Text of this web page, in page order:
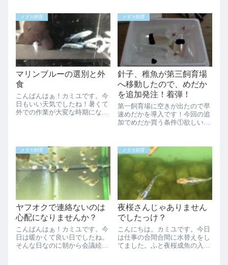
メダカ飼育
マリンブルーの選別と外
食
こんばんはぁ！カミユです。今
日もいい天気でしたね！暑くて
外での作業が大変な時期になっ
卵していきますよ～！針子もピ
コピコ泳ぎ始め...
メダカ飼育
針子、稚魚が第三飼育場
へ移動したので、めだか
を追加発注！着弾！
第一飼育場に空きが出たので早
速めだかを導入です！今回の追
加でめだか買う条件①欲しい品
候補として考えてたのが黒幹
之、松井ヒレ長幹之、サファイ
ア、ブラックダイヤ、煌、カブ
キ、花魁、緑光、黄...
メダカ飼育
ヤフオクで連絡ないのは
心配になりませんか？
こんばんはぁ！カミユです。今
日は暖かくて良い日でしたね。
そんな日なのに朝から会議続き
メダカ飼育
夜桜さんじゃありません
でしたっけ？
こんにちは。カミユです。今日
は仕事の合間合間に水替えをし
てました。ふと夜桜成魚の入っ